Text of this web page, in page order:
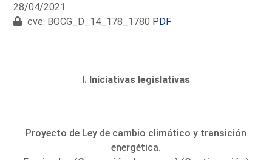
28/04/2021
cve: BOCG_D_14_178_1780 PDF
I. Iniciativas legislativas
Proyecto de Ley de cambio climático y transición
energética.